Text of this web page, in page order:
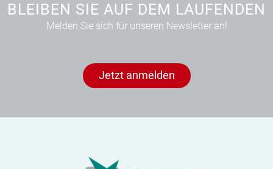
BLEIBEN SIE AUF DEM LAUFENDEN
Melden Sie sich für unseren Newsletter an!
Jetzt anmelden